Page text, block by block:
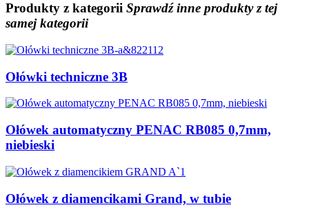
Produkty z kategorii Sprawdź inne produkty z tej
samej kategorii
Ołówki techniczne 3B
Ołówek automatyczny PENAC RB085 0,7mm,
niebieski
Ołówek z diamencikami Grand, w tubie